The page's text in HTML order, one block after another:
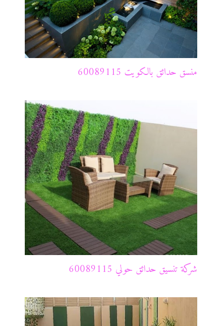
منسق حدائق بالكويت 60089115
شركة تنسيق حدائق حولي 60089115